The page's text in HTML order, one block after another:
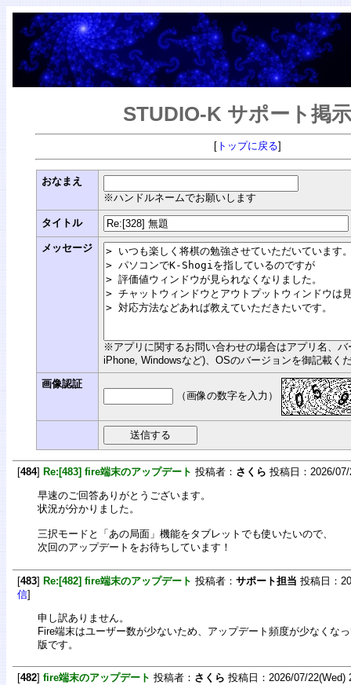
STUDIO-K サポート掲
[ トップに戻る]
おなまえ
※ハンドルネームでお願いします
タイトル
メッセージ
※アプリに関するお問い合わせの場合はアプリ名、
iPhone, Windowsなど)、OSのバージョンを御記載く
画像認証
（画像の数字を入力）
[484] Re:[483] fire端末のアップデート 投稿者： さくら 投稿日：2026/
早速のご回答ありがとうございます。
状況が分かりました。
三択モードと「あの局面」機能をタブレットでも使いたいので、
次回のアップデートをお待ちしています！
[483] Re:[482] fire端末のアップデート 投稿者： サポート担当 投稿日：
信]
申し訳ありません。
Fire端末はユーザー数が少ないため、アップデート頻度が少なくな
版です。
[482] fire端末のアップデート 投稿者： さくら 投稿日：2026/07/